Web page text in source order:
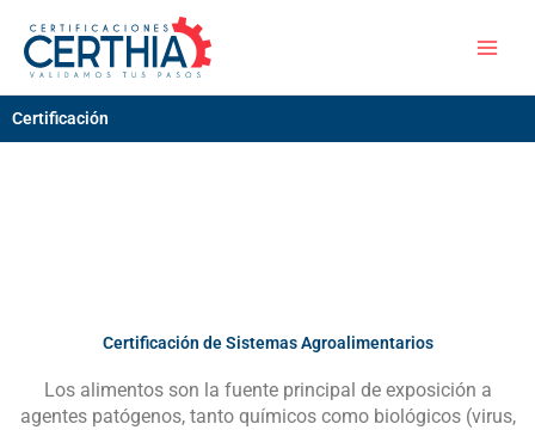
content
Certificación
Certificación de Sistemas Agroalimentarios
Los alimentos son la fuente principal de exposición a
agentes patógenos, tanto químicos como biológicos (virus,